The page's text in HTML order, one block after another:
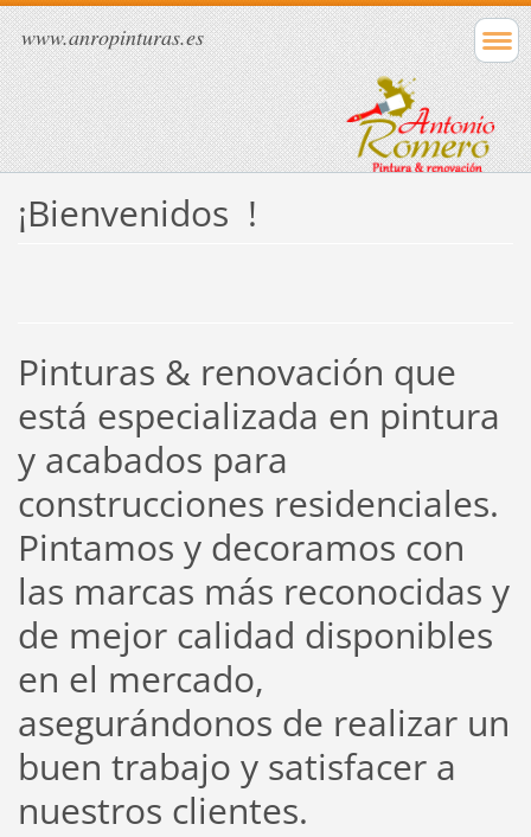
www.anropinturas.es
¡Bienvenidos !
Pinturas & renovación que
está especializada en pintura
y acabados para
construcciones residenciales.
Pintamos y decoramos con
las marcas más reconocidas y
de mejor calidad disponibles
en el mercado,
asegurándonos de realizar un
buen trabajo y satisfacer a
nuestros clientes.